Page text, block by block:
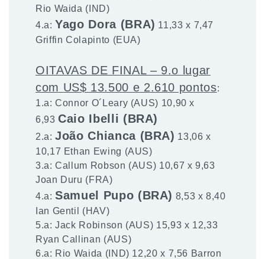
Rio Waida (IND)
4.a: Yago Dora (BRA) 11,33 x 7,47
Griffin Colapinto (EUA)
OITAVAS DE FINAL – 9.o lugar
com US$ 13.500 e 2.610 pontos:
1.a: Connor O´Leary (AUS) 10,90 x
6,93Caio Ibelli (BRA)
2.a:João Chianca (BRA) 13,06 x
10,17 Ethan Ewing (AUS)
3.a: Callum Robson (AUS) 10,67 x 9,63
Joan Duru (FRA)
4.a:Samuel Pupo (BRA) 8,53 x 8,40
Ian Gentil (HAV)
5.a: Jack Robinson (AUS) 15,93 x 12,33
Ryan Callinan (AUS)
6.a: Rio Waida (IND) 12,20 x 7,56 Barron